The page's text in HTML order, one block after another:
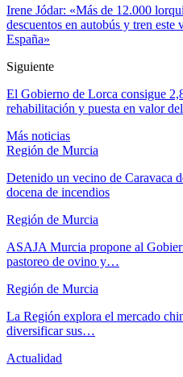
Irene Jódar: «Más de 12.000
descuentos en autobús y tren
España»
Siguiente
El Gobierno de Lorca consigue
rehabilitación y puesta en valor
Más noticias
Región de Murcia
Detenido un vecino de Caravaca
docena de incendios
Región de Murcia
ASAJA Murcia propone al
pastoreo de ovino y…
Región de Murcia
La Región explora el mercado
diversificar sus…
Actualidad